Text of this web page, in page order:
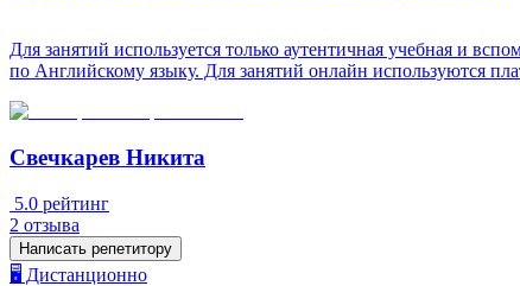
Для занятий используется только аутентичная учебная и
по Английскому языку. Для занятий онлайн используются
Свечкарев Никита
5.0 рейтинг
2 отзыва
Написать репетитору
🖥️ Дистанционно